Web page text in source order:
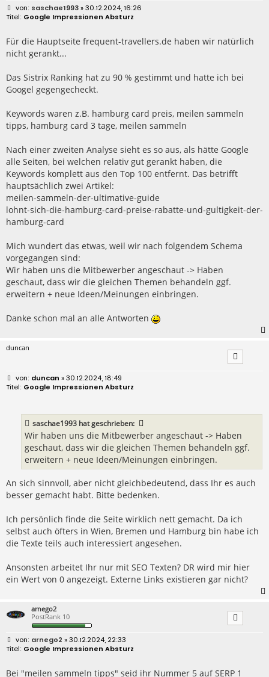
B
e
r
a
g
saschae1993» 30.12.2024, 16:26
Google Impressionen Absturz
Für die Hauptseite frequent-travellers.de haben wir natürlich
nicht gerankt...
Das Sistrix Ranking hat zu 90 % gestimmt und hatte ich bei
Googel gegengecheckt.
Keywords waren z.B. hamburg card preis, meilen sammeln
tipps, hamburg card 3 tage, meilen sammeln
Nach einer zweiten Analyse sieht es so aus, als hätte Google
alle Seiten, bei welchen relativ gut gerankt haben, die
Keywords komplett aus den Top 100 entfernt. Das betrifft
hauptsächlich zwei Artikel:
meilen-sammeln-der-ultimative-guide
lohnt-sich-die-hamburg-card-preise-rabatte-und-gultigkeit-der-
hamburg-card
Mich wundert das etwas, weil wir nach folgendem Schema
vorgegangen sind:
Wir haben uns die Mitbewerber angeschaut -> Haben
geschaut, dass wir die gleichen Themen behandeln ggf.
erweitern + neue Ideen/Meinungen einbringen.
Danke schon mal an alle Antworten
duncan
B
e
duncan » 30.12.2024, 18:49
Google Impressionen Absturz
saschae1993 hat geschrieben:
Wir haben uns die Mitbewerber angeschaut -> Haben
geschaut, dass wir die gleichen Themen behandeln ggf.
erweitern + neue Ideen/Meinungen einbringen.
An sich sinnvoll, aber nicht gleichbedeutend, dass Ihr es auch
besser gemacht habt. Bitte bedenken.
Ich persönlich finde die Seite wirklich nett gemacht. Da ich
selbst auch öfters in Wien, Bremen und Hamburg bin habe ich
die Texte teils auch interessiert angesehen.
Ansonsten arbeitet Ihr nur mit SEO Texten? DR wird mir hier
ein Wert von 0 angezeigt. Externe Links existieren gar nicht?
arnego2
PostRank 10
B
e
r
arnego2 » 30.12.2024, 22:33
Google Impressionen Absturz
Bei "meilen sammeln tipps" seid ihr Nummer 5 auf SERP 1